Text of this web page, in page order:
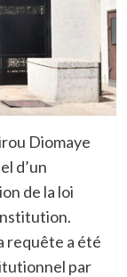
Diomaye
d’un
de la loi
requête a été
par